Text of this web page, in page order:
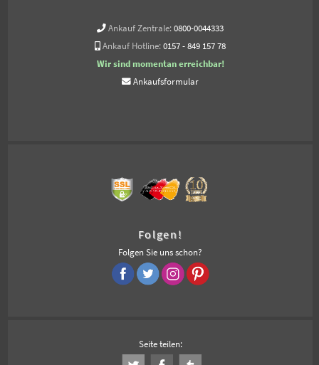
Ankauf Zentrale: 0800-0044333
Ankauf Hotline: 0157 - 849 157 78
Wir sind momentan erreichbar!
Ankaufsformular
Folgen!
Folgen Sie uns schon?
Seite teilen: